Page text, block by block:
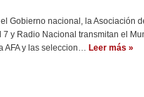
Gobierno nacional, la Asociación
y Radio Nacional transmitan el
AFA y las seleccion… Leer más »